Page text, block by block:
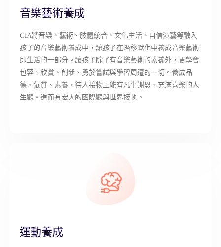
音樂藝術養成
CIA將音樂、藝術、肢體統合、文化生活、自信演藝等融入
孩子的音樂藝術養成中，讓孩子在潛移默化中養成音樂藝術
即生活的一部分。讓孩子除了有音樂藝術的素養外，更學會
包容、欣賞、創新、勇於嘗試與學習周遭的一切。養成品
德、氣質、素養，待人接物上能有凡事謝恩、充滿喜樂的人
生觀。進而有宏大的國際觀與世界接軌。
運動養成